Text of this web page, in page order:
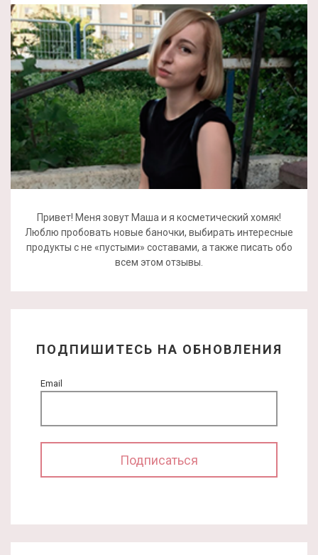
Привет! Меня зовут Маша и я косметический хомяк!
Люблю пробовать новые баночки, выбирать интересные
продукты с не «пустыми» составами, а также писать обо
всем этом отзывы.
ПОДПИШИТЕСЬ НА ОБНОВЛЕНИЯ
Email